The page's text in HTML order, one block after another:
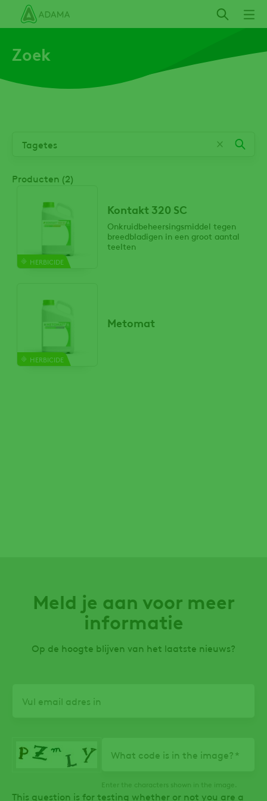
Overslaan
inhoud
gaan
Zoek
Producten (2)
HERBICIDE
Kontakt 320 SC
Onkruidbeheersingsmiddel tegen
breedbladigen in een groot aantal
teelten
HERBICIDE
Metomat
Meld je aan voor meer
informatie
Op de hoogte blijven van het laatste nieuws?
What code is in the image?
Enter the characters shown in the image.
This question is for testing whether or not you are a